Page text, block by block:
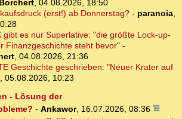
, 04.08.2026, 18:50
(erst!) ab Donnerstag?- paranoia,
gibt es nur Superlative: "die größte Lock-up-
Finanzgeschichte steht bevor" -
, 04.08.2026, 21:36
Geschichte geschrieben: "Neuer Krater auf
, 05.08.2026, 10:23
- Lösung der
- Ankawor, 16.07.2026, 08:36